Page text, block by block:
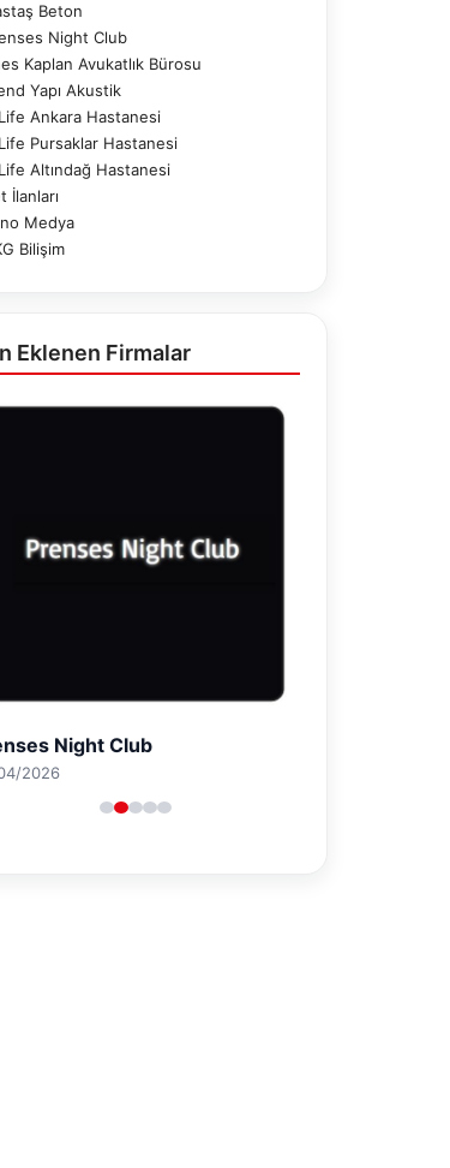
Beton
Night Club
Kaplan Avukatlık Bürosu
Yapı Akustik
Ankara Hastanesi
Pursaklar Hastanesi
Altındağ Hastanesi
İlanları
Medya
Bilişim
Eklenen Firmalar
Night Club
2026